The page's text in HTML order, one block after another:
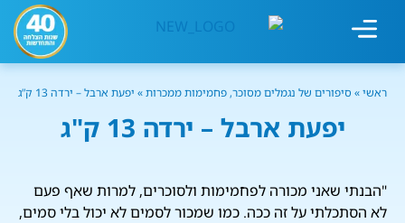
ראשי» סיפורים של נגמלים מסוכר, פחמימות ממכרות» יפעת ארבל – ירדה 13 ק”ג
יפעת ארבל – ירדה 13 ק"ג
"הבנתי שאני מכורה לפחמימות ולסוכרים, למרות שאף פעם
לא הסתכלתי על זה ככה. כמו שמכור לסמים לא יכול בלי סמים,